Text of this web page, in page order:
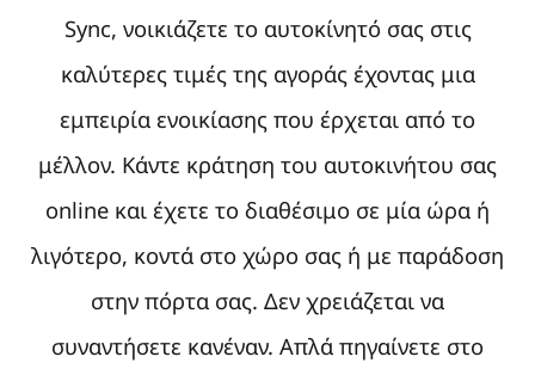
Sync, νοικιάζετε το αυτοκίνητό σας στις
καλύτερες τιμές της αγοράς έχοντας μια
εμπειρία ενοικίασης που έρχεται από το
μέλλον. Κάντε κράτηση του αυτοκινήτου σας
online και έχετε το διαθέσιμο σε μία ώρα ή
λιγότερο, κοντά στο χώρο σας ή με παράδοση
στην πόρτα σας. Δεν χρειάζεται να
συναντήσετε κανέναν. Απλά πηγαίνετε στο